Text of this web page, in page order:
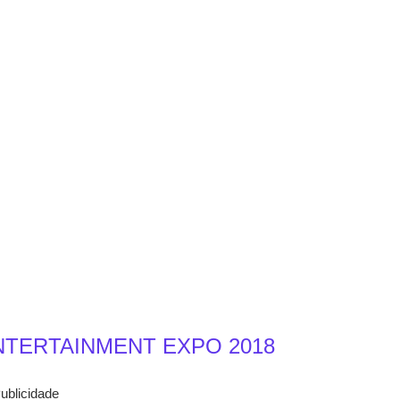
EXPO 2018